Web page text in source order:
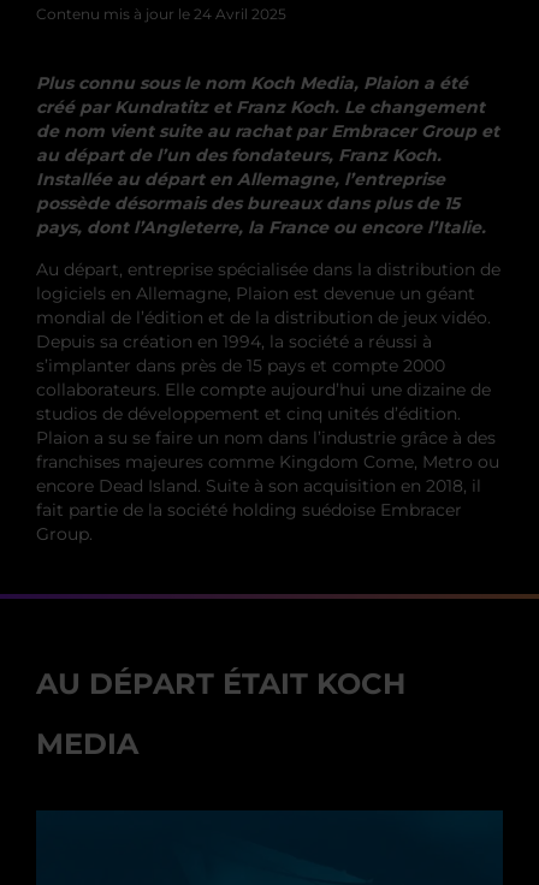
Contenu mis à jour le 24 Avril 2025
Plus connu sous le nom Koch Media, Plaion a été
créé par Kundratitz et Franz Koch. Le changement
de nom vient suite au rachat par Embracer Group et
au départ de l’un des fondateurs, Franz Koch.
Installée au départ en Allemagne, l’entreprise
possède désormais des bureaux dans plus de 15
pays, dont l’Angleterre, la France ou encore l’Italie.
Au départ, entreprise spécialisée dans la distribution de
logiciels en Allemagne, Plaion est devenue un géant
mondial de l’édition et de la distribution de jeux vidéo.
Depuis sa création en 1994, la société a réussi à
s’implanter dans près de 15 pays et compte 2000
collaborateurs. Elle compte aujourd’hui une dizaine de
studios de développement et cinq unités d’édition.
Plaion a su se faire un nom dans l’industrie grâce à des
franchises majeures comme Kingdom Come, Metro ou
encore Dead Island. Suite à son acquisition en 2018, il
fait partie de la société holding suédoise Embracer
Group.
AU DÉPART ÉTAIT KOCH
MEDIA